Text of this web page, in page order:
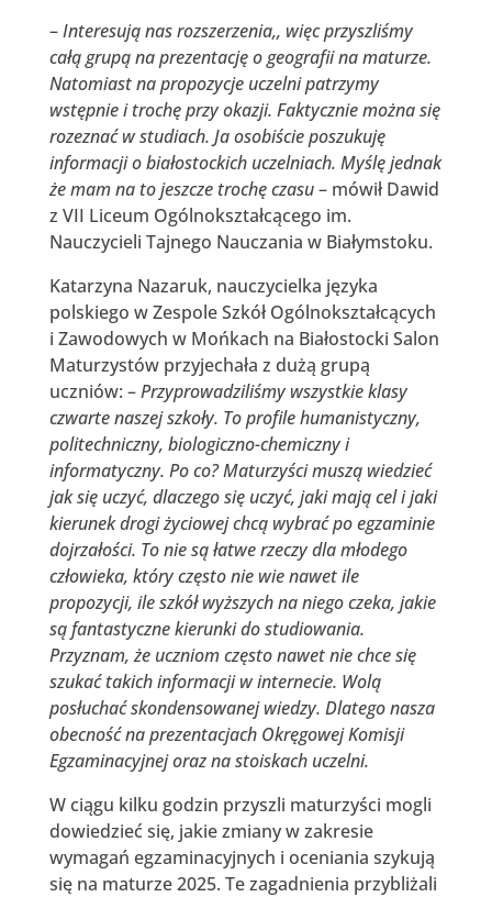
–Interesują nas rozszerzenia,, więc przyszliśmy
całą grupą na prezentację o geografii na maturze.
Natomiast na propozycje uczelni patrzymy
wstępnie i trochę przy okazji. Faktycznie można się
rozeznać w studiach. Ja osobiście poszukuję
informacji o białostockich uczelniach. Myślę jednak
że mam na to jeszcze trochę czasu– mówił Dawid
z VII Liceum Ogólnokształcącego im.
Nauczycieli Tajnego Nauczania w Białymstoku.
Katarzyna Nazaruk, nauczycielka języka
polskiego w Zespole Szkół Ogólnokształcących
i Zawodowych w Mońkach na Białostocki Salon
Maturzystów przyjechała z dużą grupą
uczniów: –Przyprowadziliśmy wszystkie klasy
czwarte naszej szkoły. To profile humanistyczny,
politechniczny, biologiczno-chemiczny i
informatyczny. Po co? Maturzyści muszą wiedzieć
jak się uczyć, dlaczego się uczyć, jaki mają cel i jaki
kierunek drogi życiowej chcą wybrać po egzaminie
dojrzałości. To nie są łatwe rzeczy dla młodego
człowieka, który często nie wie nawet ile
propozycji, ile szkół wyższych na niego czeka, jakie
są fantastyczne kierunki do studiowania.
Przyznam, że uczniom często nawet nie chce się
szukać takich informacji w internecie. Wolą
posłuchać skondensowanej wiedzy. Dlatego nasza
obecność na prezentacjach Okręgowej Komisji
Egzaminacyjnej oraz na stoiskach uczelni.
W ciągu kilku godzin przyszli maturzyści mogli
dowiedzieć się, jakie zmiany w zakresie
wymagań egzaminacyjnych i oceniania szykują
się na maturze 2025. Te zagadnienia przybliżali